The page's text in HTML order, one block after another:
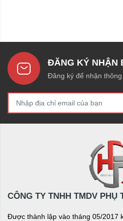
ĐĂNG KÝ NHẬN
Đăng ký để nhận
CÔNG TY TNHH TMDV PHỤ
Được thành lập vào tháng 05/2017